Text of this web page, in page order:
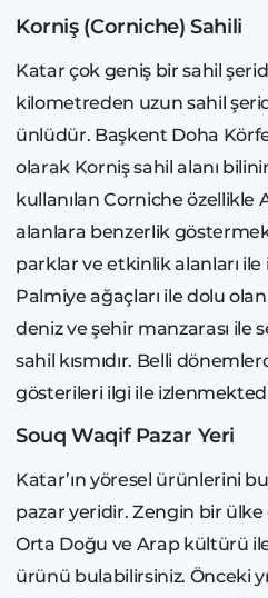
Korniş (Corniche) Sahili
Katar çok geniş bir sahil
kilometreden uzun sahil
ünlüdür. Başkent Doha
olarak Korniş sahil alanı
kullanılan Corniche özellikle
alanlara benzerlik
parklar ve etkinlik alanları
Palmiye ağaçları ile dolu
deniz ve şehir manzarası ile
sahil kısmıdır. Belli
gösterileri ilgi ile
Souq Waqif Pazar Yeri
Katar’ın yöresel ürünlerini
pazar yeridir. Zengin bir
Orta Doğu ve Arap kültürü
ürünü bulabilirsiniz. Önceki